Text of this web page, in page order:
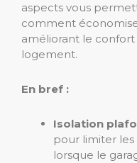
aspects vous
comment
améliorant le
logement.
En bref :
Isolation
pour limiter
lorsque le